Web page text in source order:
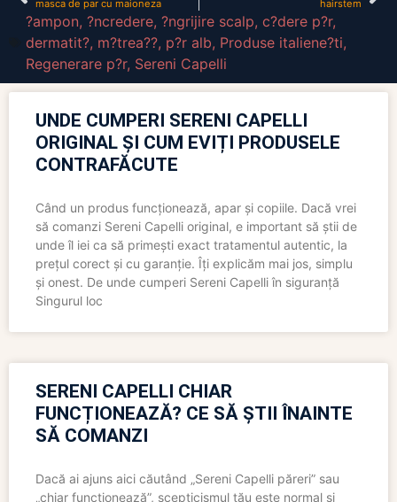
masca de par cu maioneza hairstem
?ampon, ?ncredere, ?ngrijire scalp, c?dere p?r,
dermatit?, m?trea??, p?r alb, Produse italiene?ti,
Regenerare p?r, Sereni Capelli
UNDE CUMPERI SERENI CAPELLI
ORIGINAL ȘI CUM EVIȚI PRODUSELE
CONTRAFĂCUTE
Când un produs funcționează, apar și copiile. Dacă vrei
să comanzi Sereni Capelli original, e important să știi de
unde îl iei ca să primești exact tratamentul autentic, la
prețul corect și cu garanție. Îți explicăm mai jos, simplu
și onest. De unde cumperi Sereni Capelli în siguranță
Singurul loc
SERENI CAPELLI CHIAR
FUNCȚIONEAZĂ? CE SĂ ȘTII ÎNAINTE
SĂ COMANZI
Dacă ai ajuns aici căutând „Sereni Capelli păreri” sau
„chiar funcționează”, scepticismul tău este normal și